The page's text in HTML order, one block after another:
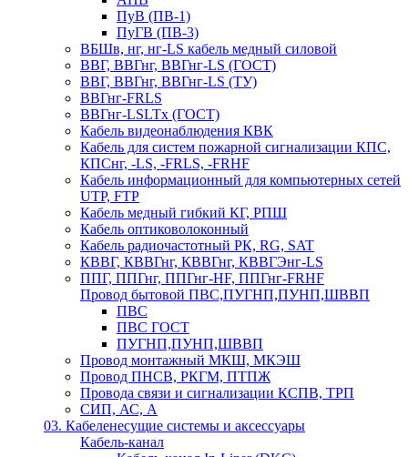
ПуВ (ПВ-1)
ПуГВ (ПВ-3)
ВБШв, нг, нг-LS кабель медный силовой
ВВГ, ВВГнг, ВВГнг-LS (ГОСТ)
ВВГ, ВВГнг, ВВГнг-LS (ТУ)
ВВГнг-FRLS
ВВГнг-LSLTx (ГОСТ)
Кабель видеонаблюдения КВК
Кабель для систем пожарной сигнализации КПС,
КПСнг, -LS, -FRLS, -FRHF
Кабель информационный для компьютерных сетей
UTP, FTP
Кабель медный гибкий КГ, РПШ
Кабель оптиковолоконный
Кабель радиочастотный РК, RG, SAT
КВВГ, КВВГнг, КВВГнг, КВВГЭнг-LS
ППГ, ППГнг, ППГнг-HF, ППГнг-FRHF
Провод бытовой ПВС,ПУГНП,ПУНП,ШВВП
ПВС
ПВС ГОСТ
ПУГНП,ПУНП,ШВВП
Провод монтажный МКШ, МКЭШ
Провод ПНСВ, РКГМ, ПТПЖ
Провода связи и сигнализации КСПВ, ТРП
СИП, АС, А
03. Кабеленесущие системы и аксессуары
Кабель-канал